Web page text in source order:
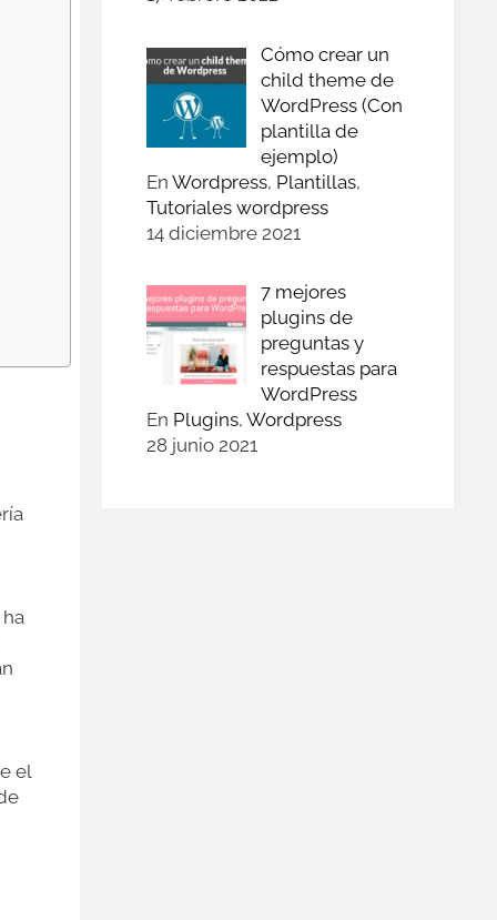
el
Cómo crear un
child theme de
WordPress (Con
plantilla de
ejemplo)
EnWordpress, Plantillas,
Tutoriales wordpress
14 diciembre 2021
7 mejores
plugins de
preguntas y
respuestas para
WordPress
En Plugins,Wordpress
28 junio 2021